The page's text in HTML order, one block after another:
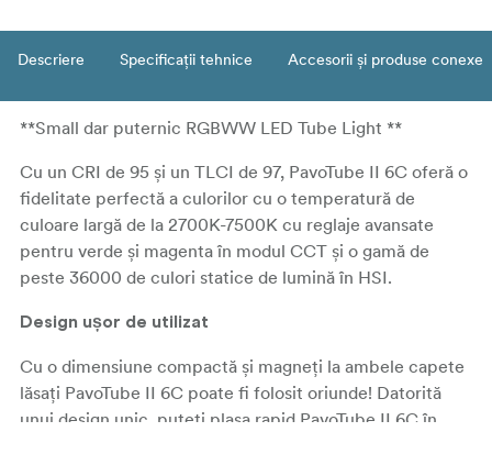
Descriere Specificații tehnice Accesorii și produse conexe
**Small dar puternic RGBWW LED Tube Light **
Cu un CRI de 95 și un TLCI de 97, PavoTube II 6C oferă o
fidelitate perfectă a culorilor cu o temperatură de
culoare largă de la 2700K-7500K cu reglaje avansate
pentru verde și magenta în modul CCT și o gamă de
peste 36000 de culori statice de lumină în HSI.
Design ușor de utilizat
Cu o dimensiune compactă și magneți la ambele capete
lăsați PavoTube II 6C poate fi folosit oriunde! Datorită
unui design unic, puteți plasa rapid PavoTube II 6C în